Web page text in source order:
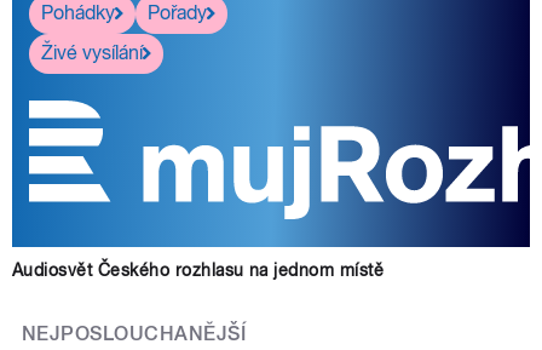
Pohádky
Pořady
Živé vysílání
Audiosvět Českého rozhlasu na jednom místě
NEJPOSLOUCHANĚJŠÍ